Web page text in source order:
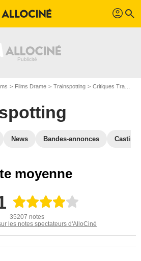
profil search
Films Drame Trainspotting Critiques Trainspotting
News Bandes-annonces Casting
moyenne
35207 notes
les notes spectateurs d'AlloCiné